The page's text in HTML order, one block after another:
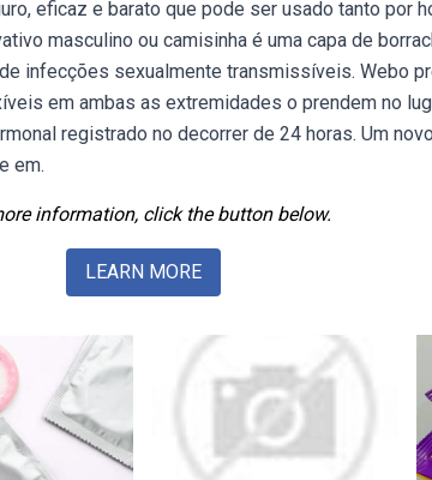
eficaz e barato que pode ser usado tanto por
masculino ou camisinha é uma capa de
infecções sexualmente transmissíveis. Webo
em ambas as extremidades o prendem no
registrado no decorrer de 24 horas. Um
em.
information, click the button below.
LEARN MORE